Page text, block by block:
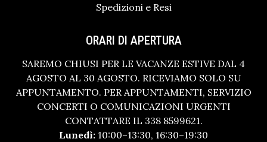
Spedizioni e Resi
ORARI DI APERTURA
SAREMO CHIUSI PER LE VACANZE ESTIVE DAL 4
AGOSTO AL 30 AGOSTO. RICEVIAMO SOLO SU
APPUNTAMENTO. PER APPUNTAMENTI, SERVIZIO
CONCERTI O COMUNICAZIONI URGENTI
CONTATTARE IL 338 8599621.
Lunedì: 10:00–13:30, 16:30–19:30